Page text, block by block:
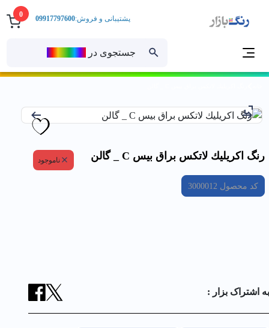
0
جستجوی در
پشتیبانی و فروش:09917797600
رنگ اكريليك لاتكس براق بيس C _ گالن ناموجود
کد محصول 3000012
به اشتراک بزار :